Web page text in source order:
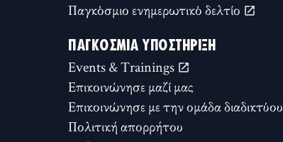
Παγκόσμιο ενημερωτικό δελτίο
ΠΑΓΚΌΣΜΙΑ ΥΠΟΣΤΉΡΙΞΗ
Events & Trainings
Επικοινώνησε μαζί μας
Επικοινώνησε με την ομάδα διαδικτύου
Πολιτική απορρήτου